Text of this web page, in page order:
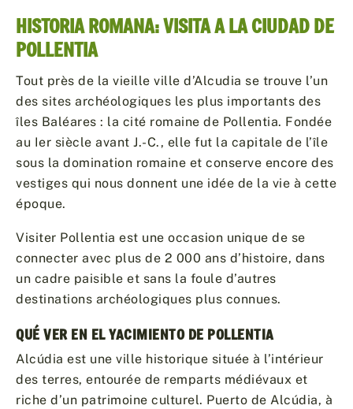
HISTORIA ROMANA: VISITA A LA CIUDAD DE
POLLENTIA
Tout près de la vieille ville d’Alcudia se trouve l’un
des sites archéologiques les plus importants des
îles Baléares : la cité romaine de Pollentia. Fondée
au Ier siècle avant J.-C., elle fut la capitale de l’île
sous la domination romaine et conserve encore des
vestiges qui nous donnent une idée de la vie à cette
époque.
Visiter Pollentia est une occasion unique de se
connecter avec plus de 2 000 ans d’histoire, dans
un cadre paisible et sans la foule d’autres
destinations archéologiques plus connues.
QUÉ VER EN EL YACIMIENTO DE POLLENTIA
Alcúdia est une ville historique située à l’intérieur
des terres, entourée de remparts médiévaux et
riche d’un patrimoine culturel. Puerto de Alcúdia, à